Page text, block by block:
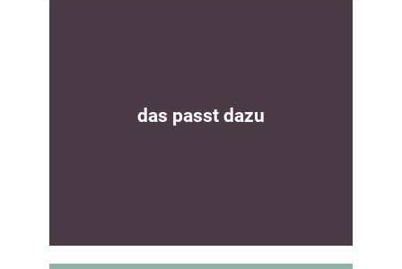
das passt dazu